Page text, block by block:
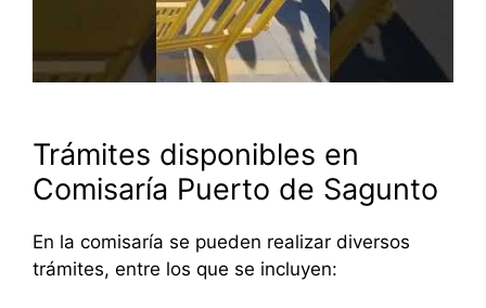
Trámites disponibles en
Comisaría Puerto de Sagunto
En la comisaría se pueden realizar diversos
trámites, entre los que se incluyen: